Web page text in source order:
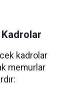
kadrolar
memurlar